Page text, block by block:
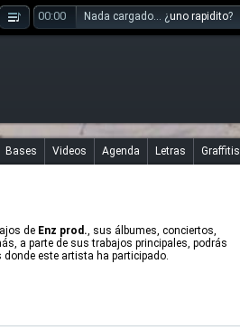
00:00 Nada cargado... ¿uno rapidito?
Bases Videos Agenda Letras Graffitis
de Enz prod., sus álbumes, conciertos,
a parte de sus trabajos principales, podrás
este artista ha participado.